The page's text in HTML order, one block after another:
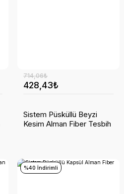
428,43₺
714,06₺
Sistem Püsküllü Beyzi
Kesim Alman Fiber Tesbih
%40 İndirimli